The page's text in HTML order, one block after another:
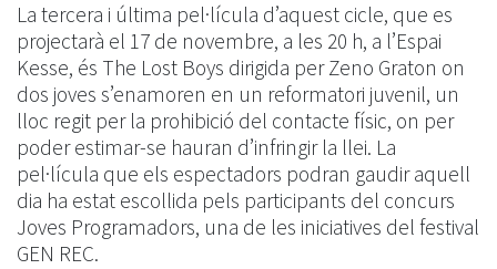
La tercera i última pel·lícula d’aquest cicle, que es
projectarà el 17 de novembre, a les 20 h, a l’Espai
Kesse, és The Lost Boys dirigida per Zeno Graton on
dos joves s’enamoren en un reformatori juvenil, un
lloc regit per la prohibició del contacte físic, on per
poder estimar-se hauran d’infringir la llei. La
pel·lícula que els espectadors podran gaudir aquell
dia ha estat escollida pels participants del concurs
Joves Programadors, una de les iniciatives del festival
GEN REC.